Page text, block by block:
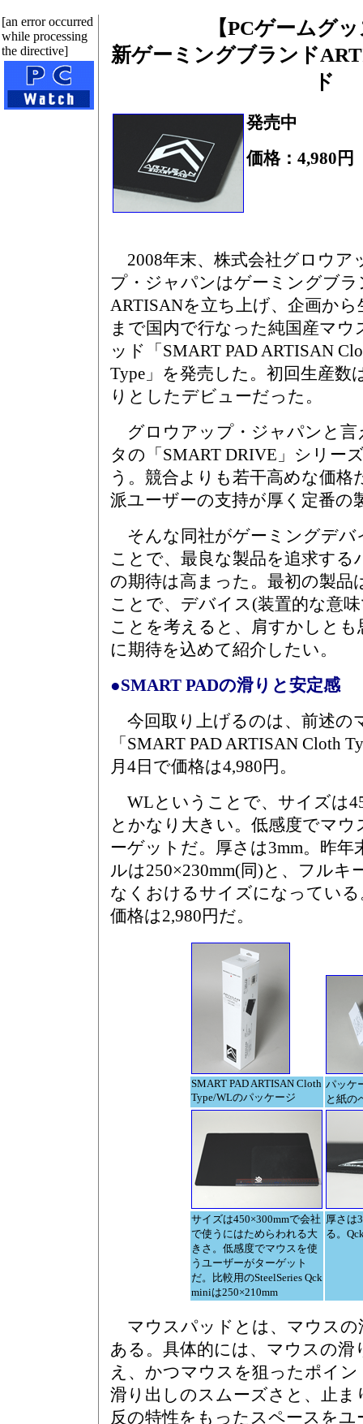
[an error occurred
while processing
the directive]
【PCゲームグ
新ゲーミングブランド
ド
発売中
価格：4,980円
2008年末、株式会社グロウア
プ・ジャパンはゲーミングブラ
ARTISANを立ち上げ、企画から
まで国内で行なった純国産マウ
ッド「SMART PAD ARTISAN
Type」を発売した。初回生産数
りとしたデビューだった。
グロウアップ・ジャパンと言
タの「SMART DRIVE」シリー
う。競合よりも若干高めな価格
派ユーザーの支持が厚く定番の
そんな同社がゲーミングデバ
ことで、最良な製品を追求す
の期待は高まった。最初の製
ことで、デバイス(装置的な意
ことを考えると、肩すかしと
に期待を込めて紹介したい。
●SMART PADの滑りと安定感
今回取り上げるのは、前述の
「SMART PAD ARTISAN Cloth
月4日で価格は4,980円。
WLということで、サイズは
とかなり大きい。低感度でマ
ーゲットだ。厚さは3mm。昨
ルは250×230mm(同)と、フルキ
なくおけるサイズになってい
価格は2,980円だ。
SMART PAD ARTISAN Cloth
Type/WLのパッケージ
パッケ
と紙の
サイズは450×300mmで会社
で使うにはためらわれる大
きさ。低感度でマウスを使
うユーザーがターゲット
だ。比較用のSteelSeries Qck
miniは250×210mm
厚さは
る。
マウスパッドとは、マウスの
ある。具体的には、マウスの滑
え、かつマウスを狙ったポイ
滑り出しのスムーズさと、止ま
反の特性をもったスペースを